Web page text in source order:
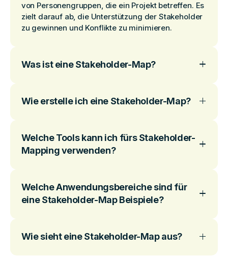
von Personengruppen, die ein Projekt betreffen. Es
zielt darauf ab, die Unterstützung der Stakeholder
zu gewinnen und Konflikte zu minimieren.
Was ist eine Stakeholder-Map?
Wie erstelle ich eine Stakeholder-Map?
Welche Tools kann ich fürs Stakeholder-
Mapping verwenden?
Welche Anwendungsbereiche sind für
eine Stakeholder-Map Beispiele?
Wie sieht eine Stakeholder-Map aus?